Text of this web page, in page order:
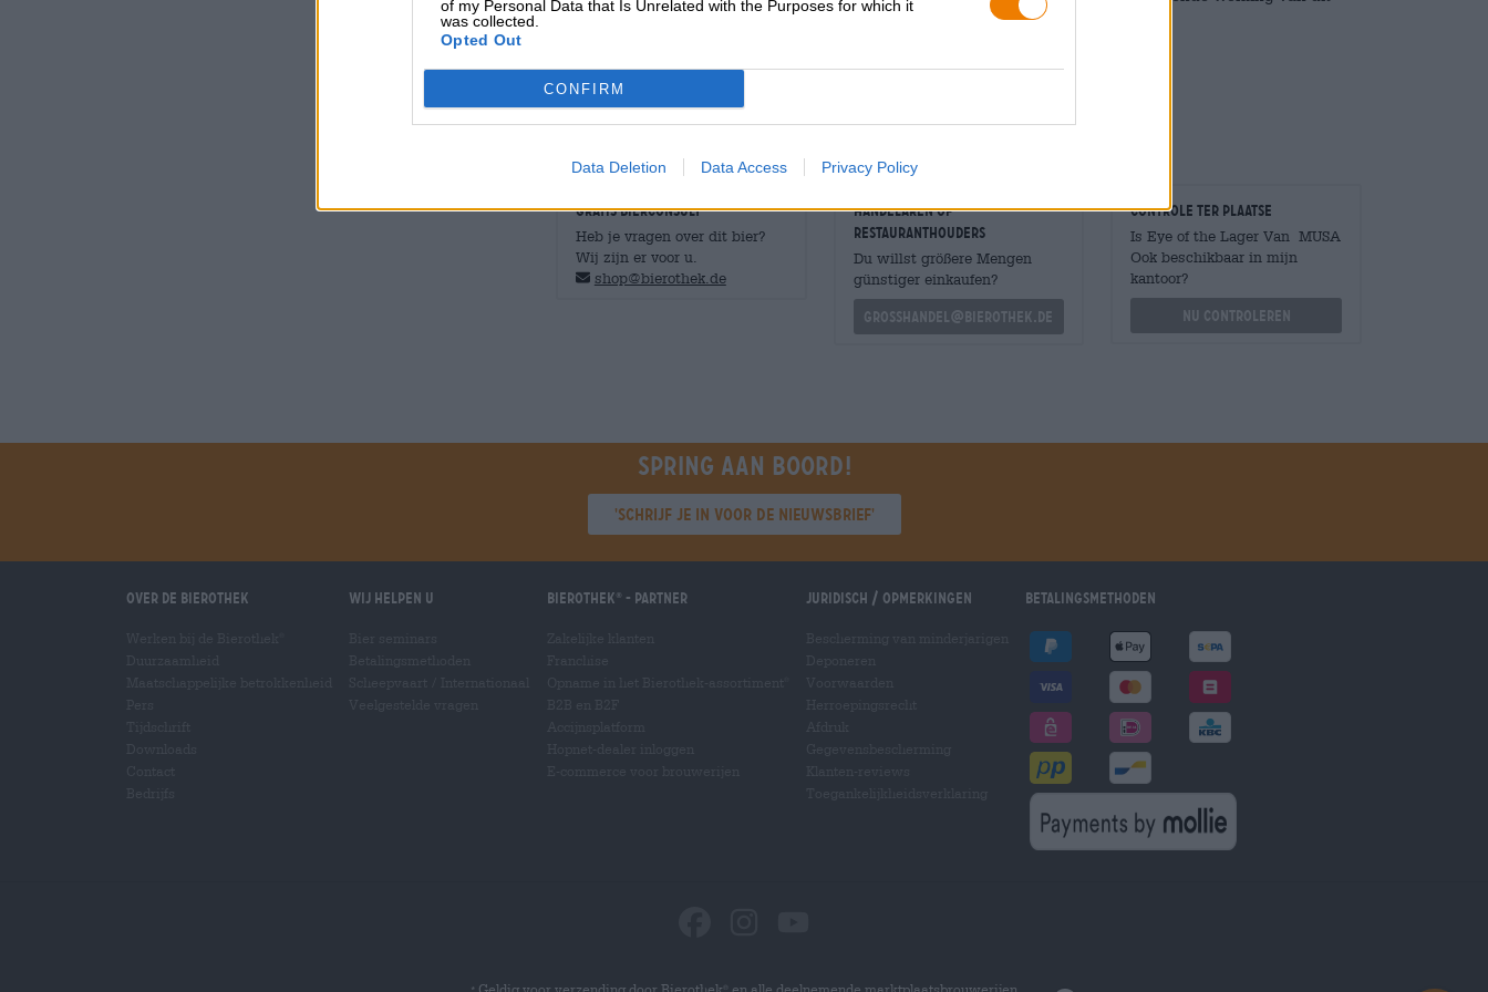
of my Personal Data that Is Unrelated with the Purposes for which it
was collected.
Opted Out
CONFIRM
Data Deletion Data Access Privacy Policy
bier.
Ideaal afterworkbier!
GRATIS BIERCONSULT
Heb je vragen over dit bier?
Wij zijn er voor u.
shop@bierothek.de
handelaren of
restauranthouders
Du willst größere Mengen
günstiger einkaufen?
grosshandel@bierothek.de
Controle ter plaatse
Is Eye of the Lager Van MUSA
Ook beschikbaar in mijn
kantoor?
Nu controleren
Spring aan boord!
'Schrijf je in voor de nieuwsbrief'
Over de Bierothek Wij helpen u Bierothek - Partner Juridisch / Opmerkingen Betalingsmethoden
Geldig voor verzending door Bierothek en alle deelnemende marktplaatsbrouwerijen